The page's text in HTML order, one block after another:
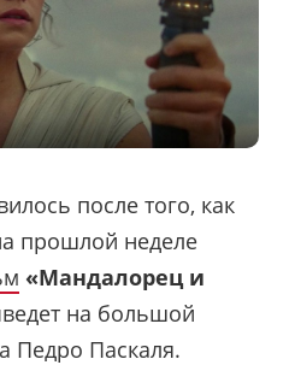
после того, как
прошлой неделе
«Мандалорец и
на большой
Педро Паскаля.